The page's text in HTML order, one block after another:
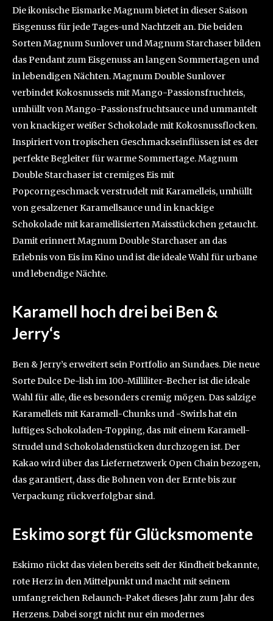
Die ikonische Eismarke Magnum bietet in dieser Saison
Eisgenuss für jede Tages-und Nachtzeit an. Die beiden
Sorten Magnum Sunlover und Magnum Starchaser bilden
das Pendant zum Eisgenuss an langen Sommertagen und
in lebendigen Nächten. Magnum Double Sunlover
verbindet Kokosnusseis mit Mango-Passionsfruchteis,
umhüllt von Mango-Passionsfruchtsauce und ummantelt
von knackiger weißer Schokolade mit Kokosnussflocken.
Inspiriert von tropischen Geschmackseinflüssen ist es der
perfekte Begleiter für warme Sommertage. Magnum
Double Starchaser ist cremiges Eis mit
Popcorngeschmack verstrudelt mit Karamelleis, umhüllt
von gesalzener Karamellsauce und in knackige
Schokolade mit karamellisierten Maisstückchen getaucht.
Damit erinnert Magnum Double Starchaser an das
Erlebnis von Eis im Kino und ist die ideale Wahl für urbane
und lebendige Nächte.
Karamell hoch drei bei Ben &
Jerry‘s
Ben & Jerry’s erweitert sein Portfolio an Sundaes. Die neue
Sorte Dulce De-lish im 100-Milliliter-Becher ist die ideale
Wahl für alle, die es besonders cremig mögen. Das salzige
Karamelleis mit Karamell-Chunks und -Swirls hat ein
luftiges Schokoladen-Topping, das mit einem Karamell-
Strudel und Schokoladenstücken durchzogen ist. Der
Kakao wird über das Liefernetzwerk Open Chain bezogen,
das garantiert, dass die Bohnen von der Ernte bis zur
Verpackung rückverfolgbar sind.
Eskimo sorgt für Glücksmomente
Eskimo rückt das vielen bereits seit der Kindheit bekannte,
rote Herz in den Mittelpunkt und macht mit seinem
umfangreichen Relaunch-Paket dieses Jahr zum Jahr des
Herzens. Dabei sorgt nicht nur ein modernes